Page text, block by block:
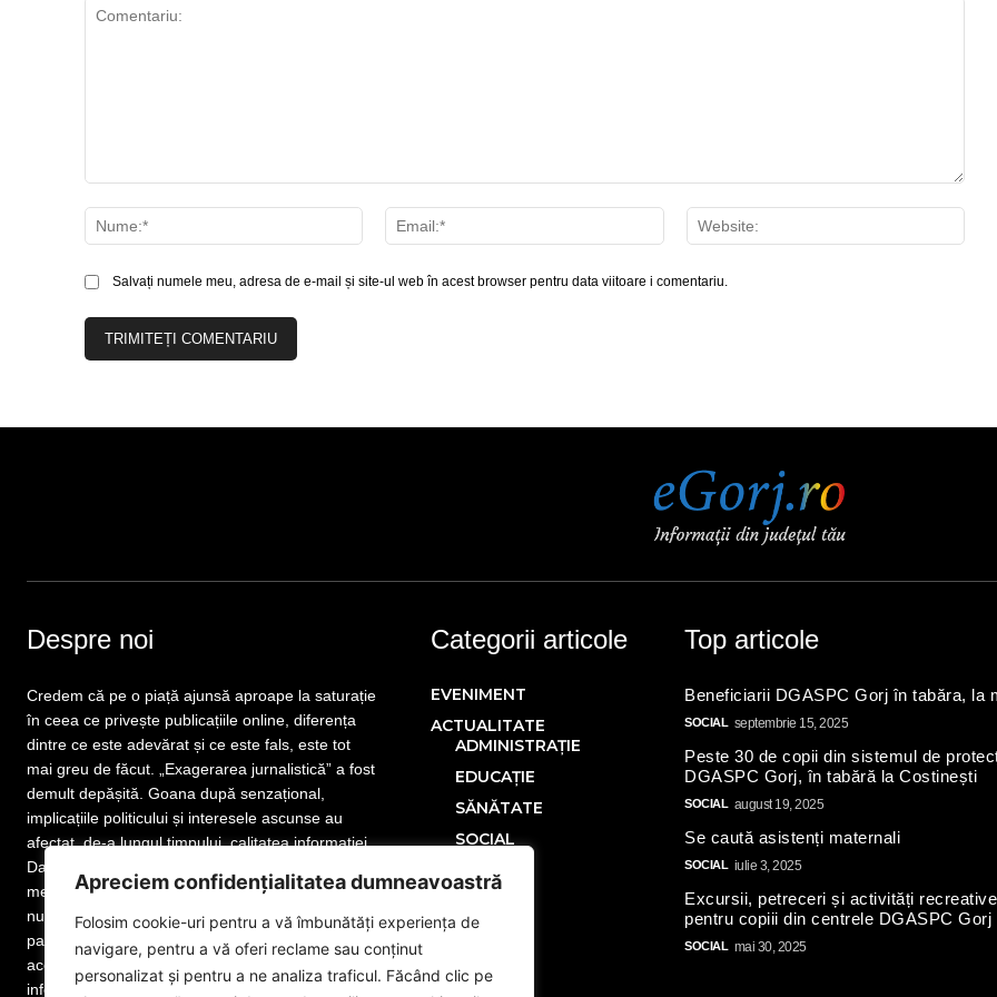
Apreciem confidențialitatea dumneavoastră
Folosim cookie-uri pentru a vă îmbunătăți experiența de
navigare, pentru a vă oferi reclame sau conținut
personalizat și pentru a ne analiza traficul. Făcând clic pe
Nume:*
Email:*
Salvați numele meu, adresa de e-mail și site-ul web în acest browser pentru data viitoare i comentariu.
Despre noi
Credem că pe o piață ajunsă aproape la saturație
în ceea ce privește publicațiile online, diferența
dintre ce este adevărat și ce este fals, este tot
mai greu de făcut. „Exagerarea jurnalistică” a fost
demult depășită. Goana după senzațional,
implicațiile politicului și interesele ascunse au
afectat, de-a lungul timpului, calitatea informației.
Dar nu este totul pierdut! Mai sunt publicații care
merită atenția cititorului. Mai sunt jurnaliști care
nu și-au uitat menirea. Mai sunt redactori
pasionați de meseria lor, iar noi facem parte din
această categorie. www.eGorj.ro vă aduce
informații din județul dumneavoastră! Suntem la
Categorii articole
EVENIMENT
ACTUALITATE
ADMINISTRAȚIE
EDUCAȚIE
SĂNĂTATE
SOCIAL
POLITICĂ
SPORT
Top articole
Beneficiarii DGASPC Gorj în tabăra, la
SOCIAL septembrie 15, 2025
Peste 30 de copii din sistemul de
DGASPC Gorj, în tabără la Costinești
SOCIAL august 19, 2025
Se caută asistenți maternali
SOCIAL iulie 3, 2025
Excursii, petreceri și activități recreative
pentru copiii din centrele DGASPC Gorj
SOCIAL mai 30, 2025